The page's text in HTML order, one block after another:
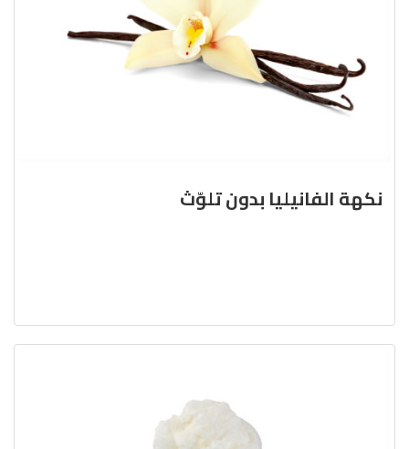
نكهة الفانيليا بدون تلوّث